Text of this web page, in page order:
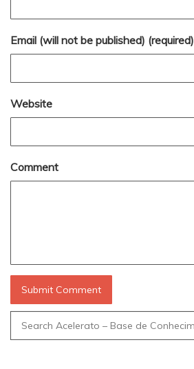
Email (will not be published) (required)
Website
Comment
Search
for: